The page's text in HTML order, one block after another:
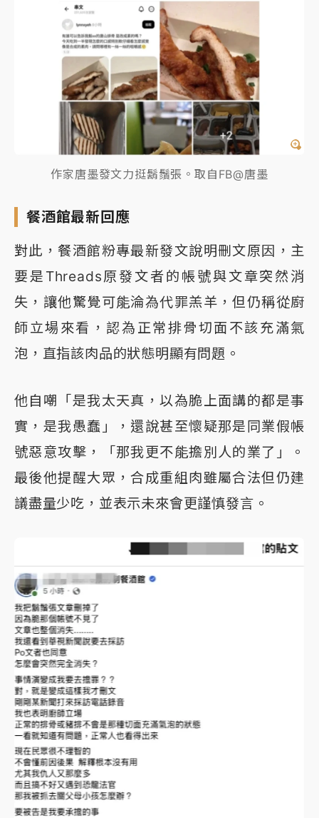
作家唐墨發文力挺鬍鬚張。取自FB@唐墨
餐酒館最新回應
對此，餐酒館粉專最新發文說明刪文原因，主
要是Threads原發文者的帳號與文章突然消
失，讓他驚覺可能淪為代罪羔羊，但仍稱從廚
師立場來看，認為正常排骨切面不該充滿氣
泡，直指該肉品的狀態明顯有問題。
他自嘲「是我太天真，以為脆上面講的都是事
實，是我愚蠢」，還說甚至懷疑那是同業假帳
號惡意攻擊，「那我更不能擔別人的業了」。
最後他提醒大眾，合成重組肉雖屬合法但仍建
議盡量少吃，並表示未來會更謹慎發言。